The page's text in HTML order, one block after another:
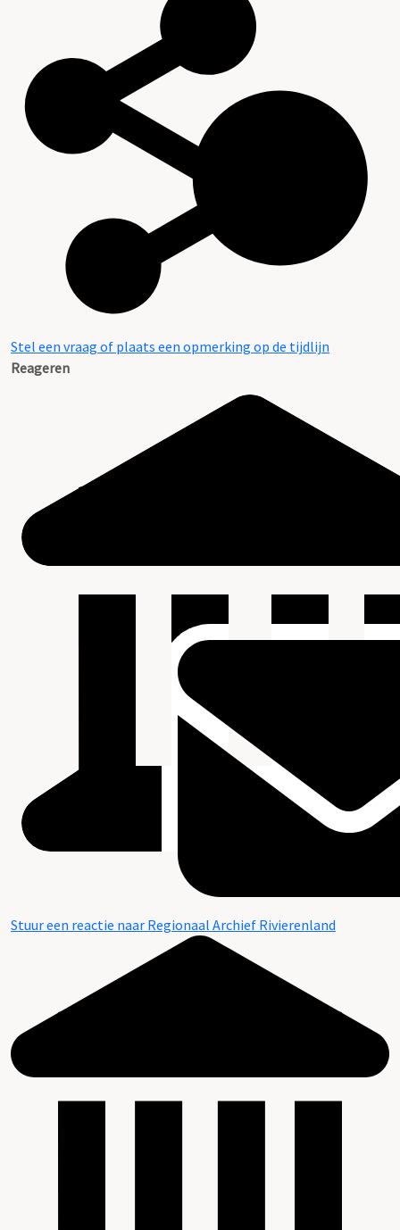
Stel een vraag of plaats een opmerking op de tijdlijn
Reageren
Stuur een reactie naar Regionaal Archief Rivierenland